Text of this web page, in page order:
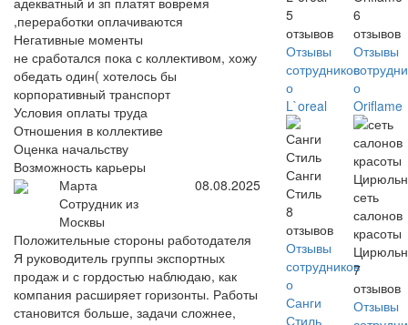
,переработки оплачиваются
Негативные моменты
не сработался пока с коллективом, хожу
обедать один( хотелось бы
корпоративный транспорт
Условия оплаты труда
Отношения в коллективе
Оценка начальству
Возможность карьеры
Марта
Сотрудник из
Москвы
08.08.2025
Положительные стороны работодателя
Я руководитель группы экспортных
продаж и с гордостью наблюдаю, как
компания расширяет горизонты. Работы
становится больше, задачи сложнее,
5
отзывов
Отзывы
сотрудников
о
L`oreal
6
отзывов
Отзывы
о
Oriflame
Санги
Стиль
8
отзывов
Отзывы
сотрудников
о
Санги
Стиль
сеть
салонов
красоты
7
отзывов
Отзывы